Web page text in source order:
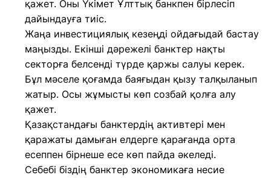
қажет. Оны Үкімет Ұлттық банкпен бірлесіп
дайындауға тиіс.
Жаңа инвестициялық кезеңді ойдағыдай бастау
маңызды. Екінші дәрежелі банктер нақты
секторға белсенді түрде қаржы салуы керек.
Бұл мәселе қоғамда баяғыдан қызу талқыланып
жатыр. Осы жұмысты көп созбай қолға алу
қажет.
Қазақстандағы банктердің активтері мен
қаражаты дамыған елдерге қарағанда орта
есеппен бірнеше есе көп пайда әкеледі.
Себебі біздің банктер экономикаға несие